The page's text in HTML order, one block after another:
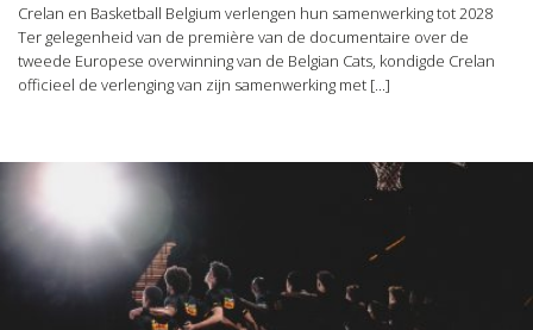
Crelan en Basketball Belgium verlengen hun samenwerking tot 2028
Ter gelegenheid van de première van de documentaire over de
tweede Europese overwinning van de Belgian Cats, kondigde Crelan
officieel de verlenging van zijn samenwerking met [...]